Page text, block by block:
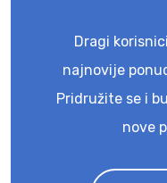
Dragi
najnovije
Pridružite se i
nove